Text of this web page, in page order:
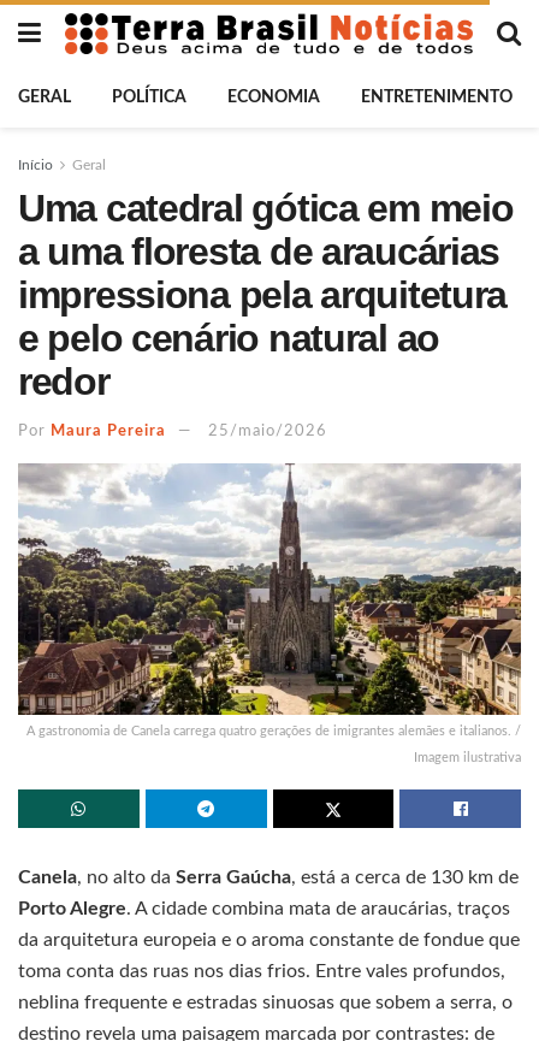
GERAL POLÍTICA ECONOMIA ENTRETENIMENTO
Início Geral
Uma catedral gótica em meio
a uma floresta de araucárias
impressiona pela arquitetura
e pelo cenário natural ao
redor
Por Maura Pereira 25/maio/2026
A gastronomia de Canela carrega quatro gerações de imigrantes alemães e italianos. /
Imagem ilustrativa
Canela, no alto da Serra Gaúcha, está a cerca de 130 km de
Porto Alegre. A cidade combina mata de araucárias, traços
da arquitetura europeia e o aroma constante de fondue que
toma conta das ruas nos dias frios. Entre vales profundos,
neblina frequente e estradas sinuosas que sobem a serra, o
destino revela uma paisagem marcada por contrastes: de